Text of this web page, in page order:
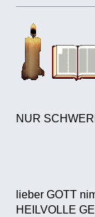
NUR
lieber GOTT
HEILVOLLE